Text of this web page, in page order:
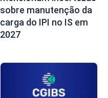
sobre manutenção da
carga do IPI no IS em
2027